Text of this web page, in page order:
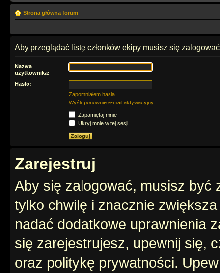
Strona główna forum
Aby przeglądać listę członków ekipy musisz się
Nazwa
użytkownika:
Hasło:
Zapomniałem hasła
Wyślij ponownie e-mail aktywacyjny
Zapamiętaj mnie
Ukryj mnie w tej sesji
Zarejestruj
Aby się zalogować, musisz być
tylko chwilę i znacznie
nadać dodatkowe uprawnienia
się zarejestrujesz, upewnij się,
oraz politykę prywatności.